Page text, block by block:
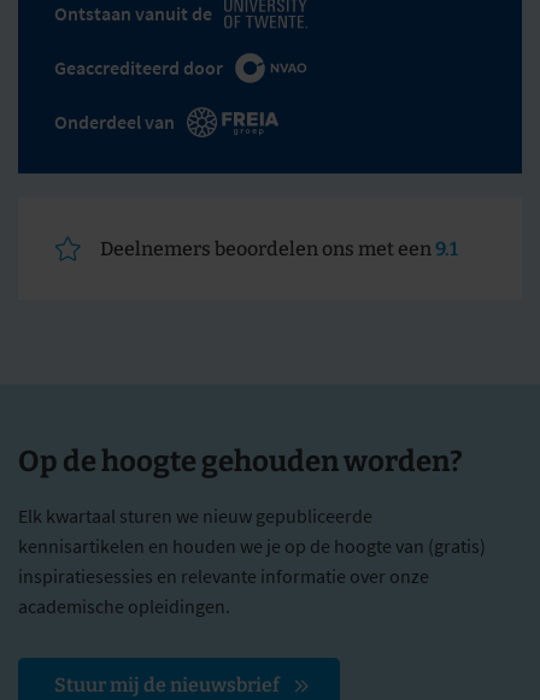
Ontstaan vanuit de
Geaccrediteerd door
Onderdeel van
Deelnemers beoordelen ons met een9.1
Op de hoogte gehouden worden?
Elk kwartaal sturen we nieuw gepubliceerde
kennisartikelen en houden we je op de hoogte van (gratis)
inspiratiesessies en relevante informatie over onze
academische opleidingen.
Stuur mij de nieuwsbrief